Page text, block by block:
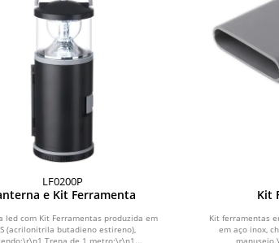
LF0200P
e Kit Ferramenta
led com Kit Ferramentas produzida em
(acrilonitrila butadieno estireno),
Kit
Kit ferramentas
em aço inox,